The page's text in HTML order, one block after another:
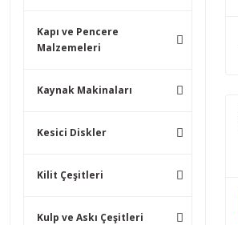
Kapı ve Pencere
Malzemeleri
Kaynak Makinaları
Kesici Diskler
Kilit Çeşitleri
Kulp ve Askı Çeşitleri